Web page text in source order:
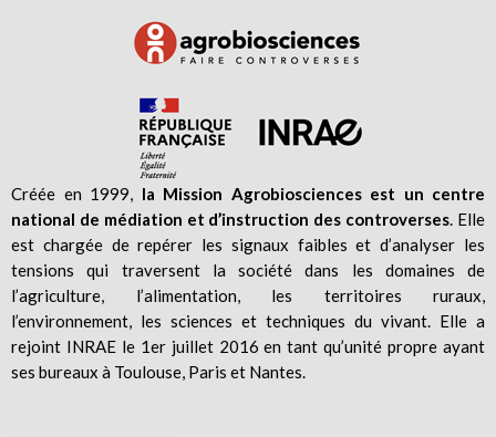
Créée en 1999, la Mission Agrobiosciences est un centre
national de médiation et d’instruction des controverses. Elle
est chargée de repérer les signaux faibles et d’analyser les
tensions qui traversent la société dans les domaines de
l’agriculture, l’alimentation, les territoires ruraux,
l’environnement, les sciences et techniques du vivant. Elle a
rejoint INRAE le 1er juillet 2016 en tant qu’unité propre ayant
ses bureaux à Toulouse, Paris et Nantes.